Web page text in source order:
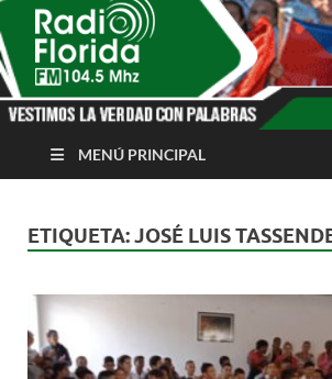
Radio
Cuba
Noticias y
MENÚ PRINCIPAL
ETIQUETA:JOSÉ LUIS